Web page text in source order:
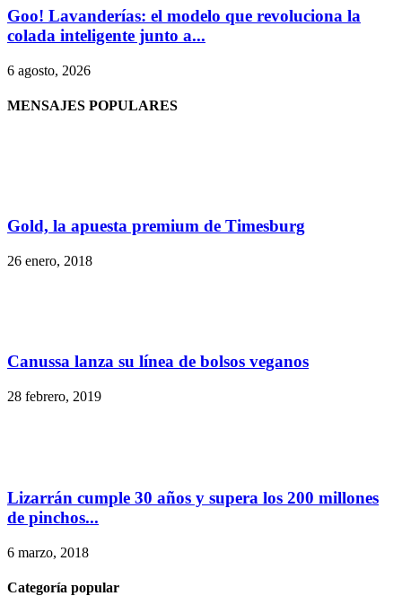
Goo! Lavanderías: el modelo que revoluciona la
colada inteligente junto a...
6 agosto, 2026
MENSAJES POPULARES
Gold, la apuesta premium de Timesburg
26 enero, 2018
Canussa lanza su línea de bolsos veganos
28 febrero, 2019
Lizarrán cumple 30 años y supera los 200 millones
de pinchos...
6 marzo, 2018
Categoría popular